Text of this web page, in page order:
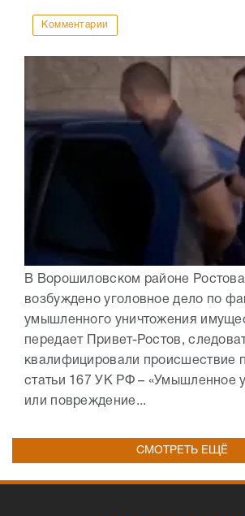
Комментарии
В Ворошиловском районе
возбуждено уголовное дело по
умышленного уничтожения
передает Привет-Ростов,
квалифицировали происшествие
статьи 167 УК РФ – «Умышленное
или повреждение...
СМОТРЕТЬ ЕЩЁ